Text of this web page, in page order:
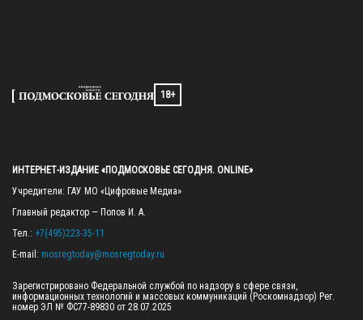
18+
ИНТЕРНЕТ-ИЗДАНИЕ «ПОДМОСКОВЬЕ СЕГОДНЯ. ONLINE»
Учредители: ГАУ МО «Цифровые Медиа»
Главный редактор — Попов И. А.
Тел.: +7(495)223-35-11
E-mail: mosregtoday@mosregtoday.ru
Зарегистрировано Федеральной службой по надзору в сфере связи,
информационных технологий и массовых коммуникаций (Роскомнадзор) Рег.
номер ЭЛ № ФС77-89830 от 28.07.2025